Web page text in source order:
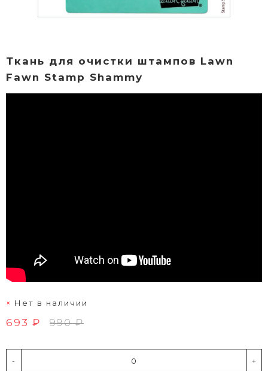
Ткань для очистки штампов Lawn
Fawn Stamp Shammy
Нет в наличии
693 ₽ 990 ₽
- +